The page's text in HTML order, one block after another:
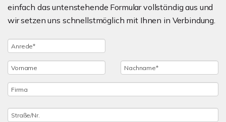
einfach das untenstehende Formular vollständig aus und
wir setzen uns schnellstmöglich mit Ihnen in Verbindung.